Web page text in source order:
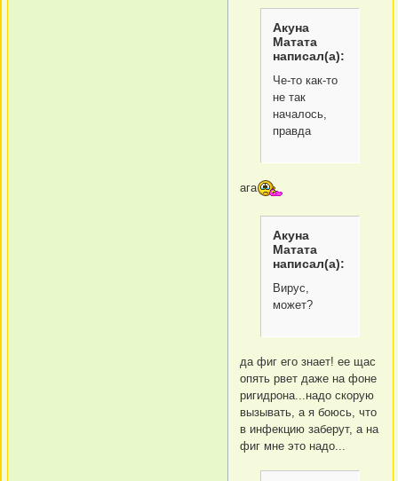
Акуна
Матата
написал(а):
Че-то как-то
не так
началось,
правда
ага
Акуна
Матата
написал(а):
Вирус,
может?
да фиг его знает! ее щас
опять рвет даже на фоне
ригидрона...надо скорую
вызывать, а я боюсь, что
в инфекцию заберут, а на
фиг мне это надо...